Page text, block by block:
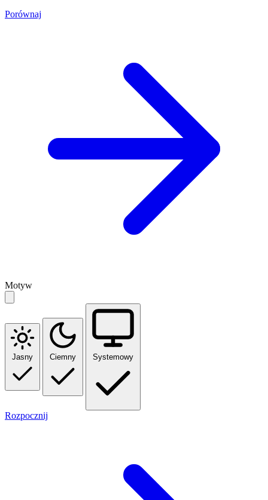
Porównaj
Motyw
Jasny Ciemny Systemowy
Rozpocznij